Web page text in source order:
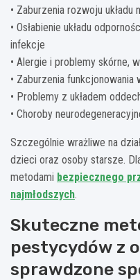
• Zaburzenia rozwoju
• Osłabienie układu
infekcje
• Alergie i problemy skórne,
• Zaburzenia funkcjonowania
• Problemy z układem
• Choroby
Szczególnie wrażliwe na
dzieci oraz osoby starsze.
metodami bezpiecznego
najmłodszych.
Skuteczne
pestycydów z
sprawdzone